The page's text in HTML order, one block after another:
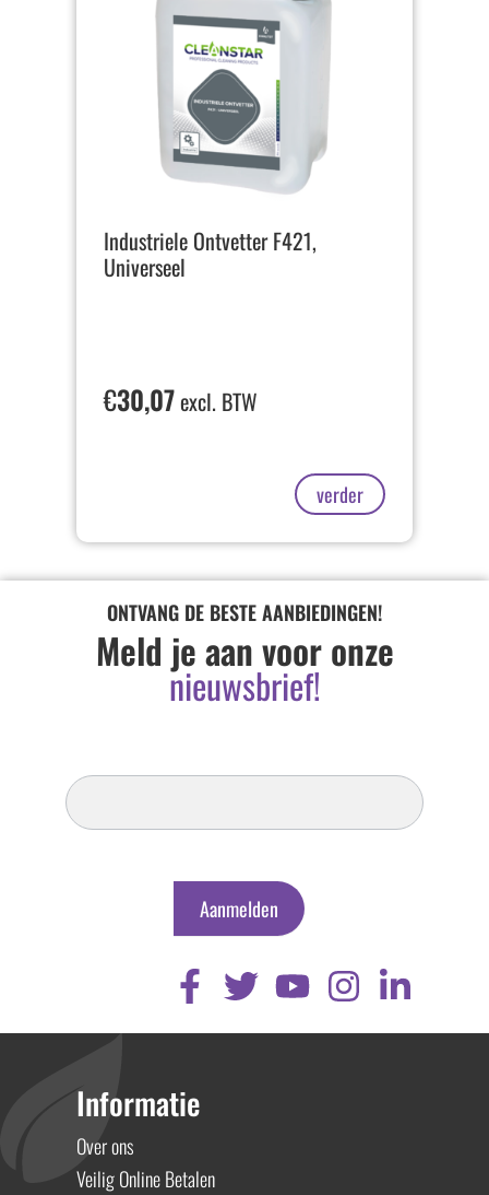
Industriele Ontvetter F421,
Universeel
€30,07excl. BTW
verder
ONTVANG DE BESTE AANBIEDINGEN!
Meld je aan voor onze
nieuwsbrief!
Inschrijven
Nieuwsbrief
Aanmelden
Informatie
Over ons
Veilig Online Betalen